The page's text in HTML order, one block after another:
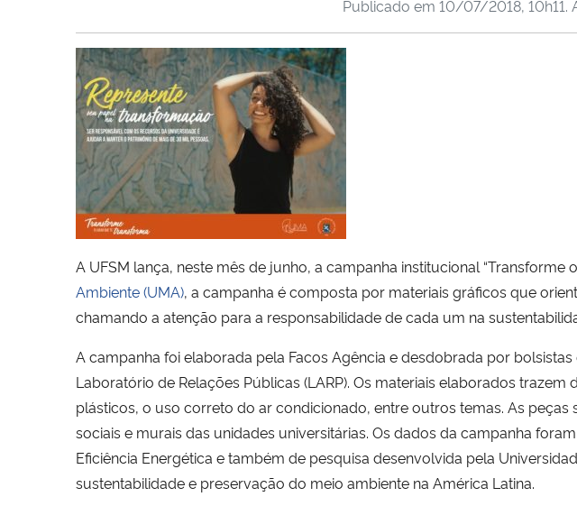
Publicado em 10/07/2018, 10h11.
A UFSM lança, neste mês de junho, a campanha institucional
Ambiente (UMA), a campanha é composta por materiais gráficos que
chamando a atenção para a responsabilidade de cada um na
A campanha foi elaborada pela Facos Agência e desdobrada por
Laboratório de Relações Públicas (LARP). Os materiais elaborados
plásticos, o uso correto do ar condicionado, entre outros temas. As
sociais e murais das unidades universitárias. Os dados da campanha
Eficiência Energética e também de pesquisa desenvolvida pela
sustentabilidade e preservação do meio ambiente na América Latina.